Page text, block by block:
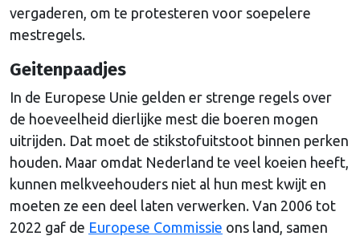
vergaderen, om te protesteren voor soepelere
mestregels.
Geitenpaadjes
In de Europese Unie gelden er strenge regels over
de hoeveelheid dierlijke mest die boeren mogen
uitrijden. Dat moet de stikstofuitstoot binnen perken
houden. Maar omdat Nederland te veel koeien heeft,
kunnen melkveehouders niet al hun mest kwijt en
moeten ze een deel laten verwerken. Van 2006 tot
2022 gaf de Europese Commissie ons land, samen